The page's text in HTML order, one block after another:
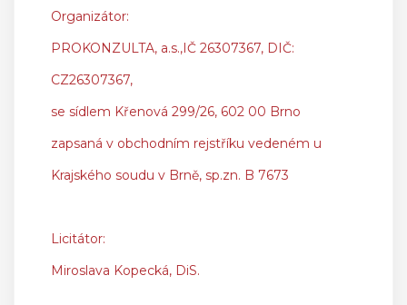
Organizátor:
PROKONZULTA, a.s.,IČ 26307367, DIČ:
CZ26307367,
se sídlem Křenová 299/26, 602 00 Brno
zapsaná v obchodním rejstříku vedeném u
Krajského soudu v Brně, sp.zn. B 7673
Licitátor:
Miroslava Kopecká, DiS.